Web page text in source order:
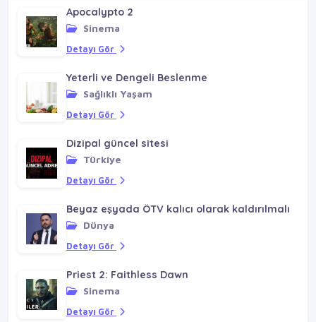
Apocalypto 2
Sinema
Detayı Gör
Yeterli ve Dengeli Beslenme
Sağlıklı Yaşam
Detayı Gör
Dizipal güncel sitesi
Türkiye
Detayı Gör
Beyaz eşyada ÖTV kalıcı olarak kaldırılmalı
Dünya
Detayı Gör
Priest 2: Faithless Dawn
Sinema
Detayı Gör